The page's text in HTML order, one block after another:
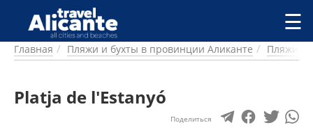
Перейти к основному содержанию
ГОРОДА
ПИТАНИЕ
ПРОЖИВАНИЕ
☰
Главная Пляжи и бухты в провинции Аликанте Пляжи и
Platja de l'Estanyó
Поделиться